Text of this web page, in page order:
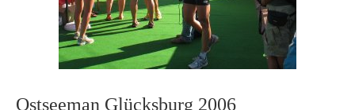
Ostseeman Glücksburg 2006